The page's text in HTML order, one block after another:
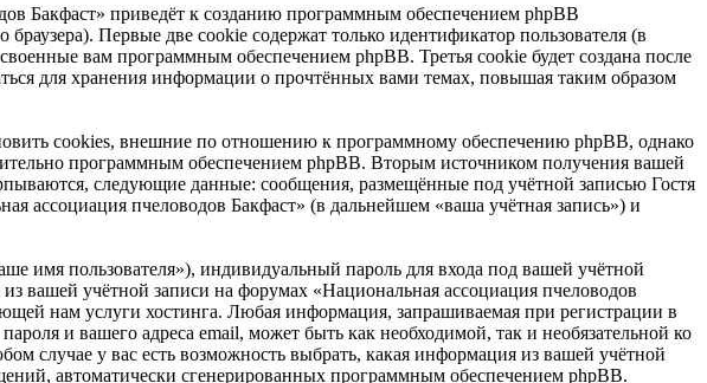
Бакфаст» приведёт к созданию программным обеспечением phpBB
Первые две cookie содержат только идентификатор пользователя (в
вам программным обеспечением phpBB. Третья cookie будет создана после
для хранения информации о прочтённых вами темах, повышая таким образом
cookies, внешние по отношению к программному обеспечению phpBB, однако
программным обеспечением phpBB. Вторым источником получения вашей
следующие данные: сообщения, размещённые под учётной записью Гостя
ассоциация пчеловодов Бакфаст» (в дальнейшем «ваша учётная запись») и
имя пользователя»), индивидуальный пароль для входа под вашей учётной
вашей учётной записи на форумах «Национальная ассоциация пчеловодов
нам услуги хостинга. Любая информация, запрашиваемая при регистрации в
и вашего адреса email, может быть как необходимой, так и необязательной ко
случае у вас есть возможность выбрать, какая информация из вашей учётной
автоматически сгенерированных программным обеспечением phpBB.